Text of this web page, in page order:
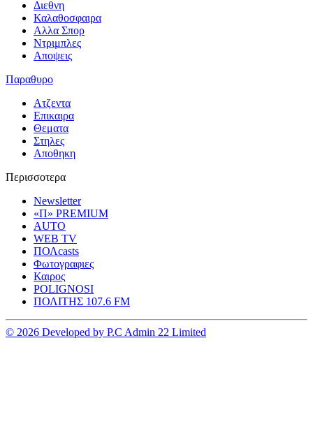
Διεθνη
Καλαθοσφαιρα
Αλλα Σπορ
Ντριμπλες
Αποψεις
Παραθυρο
Ατζεντα
Επικαιρα
Θεματα
Στηλες
Αποθηκη
Περισσοτερα
Newsletter
«Π» PREMIUM
AUTO
WEB TV
ΠΟΛcasts
Φωτογραφιες
Καιρος
POLIGNOSI
ΠΟΛΙΤΗΣ 107.6 FM
© 2026 Developed by P.C Admin 22 Limited